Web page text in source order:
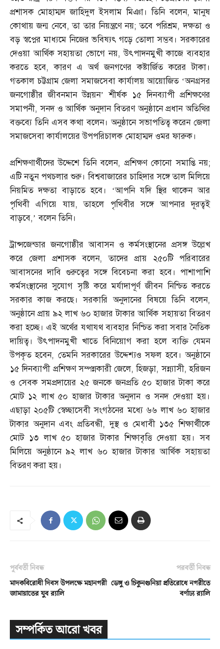
প্রশাসক মোহাম্মদ জাহিদুল ইসলাম মিঞা। তিনি বলেন,মানুষ
কোথায় জন্ম নেবে,তা তার নিয়ন্ত্রণে নয়;তবে পরিশ্রম,দক্ষতা ও
বড় স্বপ্নের মাধ্যমে নিজের ভবিষ্যৎ গড়ে তোলা সম্ভব। সরকারের
দেওয়া আর্থিক সহায়তা ভোগে নয়,উৎপাদনমুখী কাজে ব্যবহার
করতে হবে,কারণ এ অর্থ জনগণের কষ্টার্জিত করের টাকা।
গতকাল চট্টগ্রাম জেলা সমাজসেবা কার্যালয় আয়োজিত ‘অনগ্রসর
জনগোষ্ঠীর জীবনমান উন্নয়ন’ শীর্ষক ১৫ দিনব্যাপী প্রশিক্ষণের
সমাপনী,সনদ ও আর্থিক অনুদান বিতরণ অনুষ্ঠানে প্রধান অতিথির
বক্তব্যে তিনি এসব কথা বলেন। অনুষ্ঠানে সভাপতিত্ব করেন জেলা
সমাজসেবা কার্যালয়ের উপপরিচালক মোহাম্মদ ওমর ফারুক।
প্রশিক্ষণার্থীদের উদ্দেশে তিনি বলেন, প্রশিক্ষণ কোনো সমাপ্তি নয়;
এটি নতুন পথচলার শুরু। বিশ্ববাজারের চাহিদার সঙ্গে তাল মিলিয়ে
নিয়মিত দক্ষতা বাড়াতে হবে। ‘আপনি যদি স্থির থাকেন আর
পৃথিবী এগিয়ে যায়,তাহলে পৃথিবীর সঙ্গে আপনার দূরত্বই
বাড়বে,’বলেন তিনি।
ট্রান্সজেন্ডার জনগোষ্ঠীর আবাসন ও কর্মসংস্থানের প্রসঙ্গ উল্লেখ
করে জেলা প্রশাসক বলেন,তাদের প্রায় ২৫০টি পরিবারের
আবাসনের দাবি গুরুত্বের সঙ্গে বিবেচনা করা হবে। পাশাপাশি
কর্মসংস্থানের সুযোগ সৃষ্টি করে মর্যাদাপূর্ণ জীবন নিশ্চিত করতে
সরকার কাজ করছে। সরকারি অনুদানের বিষয়ে তিনি বলেন,
অনুষ্ঠানে প্রায় ৯২ লাখ ৬০ হাজার টাকার আর্থিক সহায়তা বিতরণ
করা হচ্ছে। এই অর্থের যথাযথ ব্যবহার নিশ্চিত করা সবার নৈতিক
দায়িত্ব। উৎপাদনমুখী খাতে বিনিয়োগ করা হলে ব্যক্তি যেমন
উপকৃত হবেন, তেমনি সরকারের উদ্দেশ্যও সফল হবে। অনুষ্ঠানে
১৫ দিনব্যাপী প্রশিক্ষণ সম্পন্নকারী জেলে,হিজড়া,সন্ন্যাসী,হরিজন
ও সেবক সমপ্রদায়ের ২৫ জনকে জনপ্রতি ৫০ হাজার টাকা করে
মোট ১২ লাখ ৫০ হাজার টাকার অনুদান ও সনদ দেওয়া হয়।
এছাড়া ২০৫টি স্বেচ্ছাসেবী সংগঠনের মধ্যে ৬৬ লাখ ৬০ হাজার
টাকার অনুদান এবং প্রতিবন্ধী,দুস্থ ও মেধাবী ১৩৫ শিক্ষার্থীকে
মোট ১৩ লাখ ৫০ হাজার টাকার শিক্ষাবৃত্তি দেওয়া হয়। সব
মিলিয়ে অনুষ্ঠানে ৯২ লাখ ৬০ হাজার টাকার আর্থিক সহায়তা
বিতরণ করা হয়।
পূর্ববর্তী নিবন্ধ
মাদকবিরোধী দিবস উপলক্ষে মহানগরী
জামায়াতের যুব র‌্যালি
পরবর্তী নিবন্ধ
ডেঙ্গু ও চিকুনগুনিয়া প্রতিরোধে নগরীতে
বর্ণাঢ্য র‌্যালি
সম্পর্কিত আরো খবর